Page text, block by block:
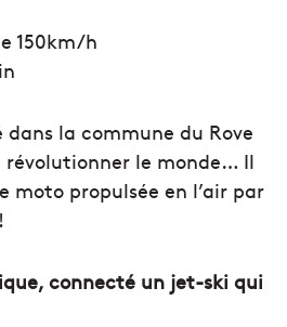
150km/h
la commune du Rove
le monde… Il
moto propulsée en l’air par
connecté un jet-ski qui